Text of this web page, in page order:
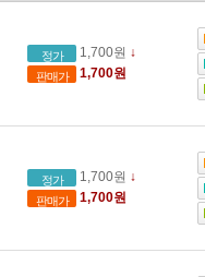
정가 1,700원 ↓
판매가 1,700원
정가 1,700원 ↓
판매가 1,700원